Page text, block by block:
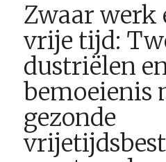
Zwaar werk
vrije tijd:
dustriëlen
bemoeienis
gezonde